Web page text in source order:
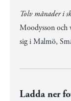
Tolv månader i
Moodysson och
sig i Malmö,
Ladda ner